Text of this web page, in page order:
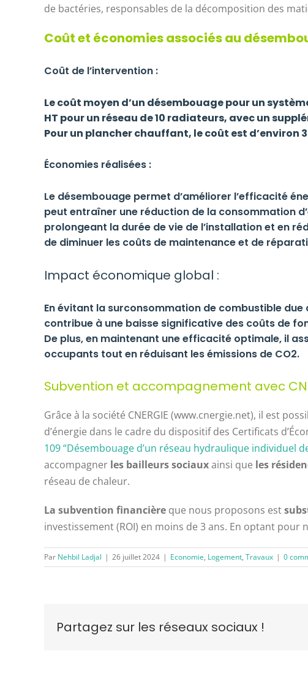
de bactéries, responsables de la décomposition des
Coût et économies associés au
Coût de l’intervention :
Le coût moyen d’un désembouage pour un
HT pour un réseau de 10 radiateurs, avec un
Pour un plancher chauffant, le coût est d’environ
Économies réalisées :
Le désembouage permet d’améliorer l’efficacité
peut entraîner une réduction de la consommation
prolongeant la durée de vie de l’installation et en
de diminuer les coûts de maintenance et de
Impact économique global :
En évitant la surconsommation de combustible
contribue à une baisse significative des coûts de
De plus, en maintenant une efficacité optimale, il
occupants tout en réduisant les émissions de CO2.
Subvention et accompagnement avec
Grâce à la société CNERGIE (www.cnergie.net), il est
d’énergie dans le cadre du dispositif des Certificats
109 “Désembouage d’un réseau hydraulique individuel
accompagner les bailleurs sociauxainsi que les
réseau de chaleur.
La subvention financière que nous proposons est
investissement (ROI) en moins de 3 ans. En optant pour
Par Nehbil Ladjal | 26 juillet 2024 | Economie, Logement, Travaux | 0
Partagez sur les réseaux sociaux !